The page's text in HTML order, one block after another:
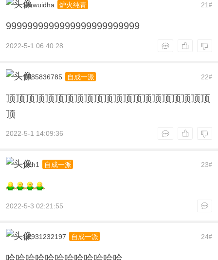
21#
aiawuidha 炉火纯青
9999999999999999999999999
2022-5-1 06:40:28
22#
1985836785 自成一派
顶顶顶顶顶顶顶顶顶顶顶顶顶顶顶顶顶顶顶顶顶
顶
2022-5-1 14:09:36
23#
jzch1 自成一派
2022-5-3 02:21:55
24#
q2931232197 自成一派